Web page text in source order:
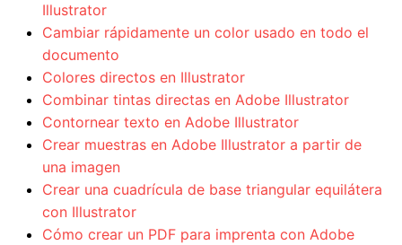
Illustrator
Cambiar rápidamente un color usado en todo el
documento
Colores directos en Illustrator
Combinar tintas directas en Adobe Illustrator
Contornear texto en Adobe Illustrator
Crear muestras en Adobe Illustrator a partir de
una imagen
Crear una cuadrícula de base triangular equilátera
con Illustrator
Cómo crear un PDF para imprenta con Adobe